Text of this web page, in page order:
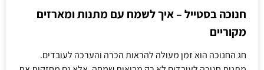
חנוכה בסטייל – איך לשמח עם מתנות ומארזים
מקוריים
חג החנוכה הוא זמן מעולה להראות הכרה והערכה לעובדים.